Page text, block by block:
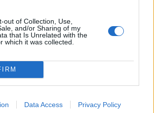
out of Collection, Use,
and/or Sharing of my
that Is Unrelated with the
which it was collected.
Data Access Privacy Policy